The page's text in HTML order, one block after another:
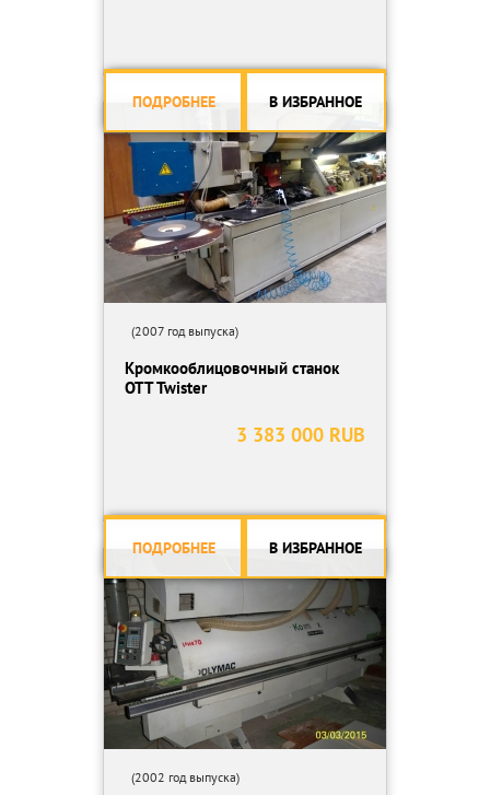
ПОДРОБНЕЕ В ИЗБРАННОЕ
(2007 год выпуска)
Кромкооблицовочный станок
OTT Twister
3 383 000 RUB
ПОДРОБНЕЕ В ИЗБРАННОЕ
(2002 год выпуска)